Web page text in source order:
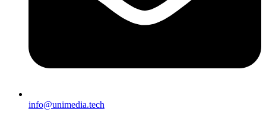
info@unimedia.tech